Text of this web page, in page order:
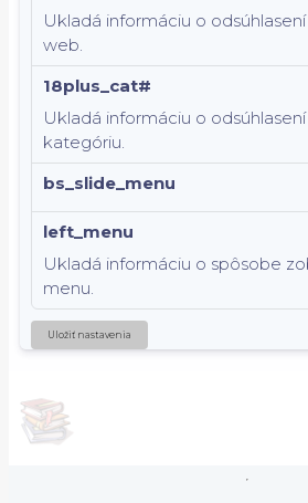
Ukladá informáciu o
web.
18plus_cat#
Ukladá informáciu o
kategóriu.
bs_slide_menu
left_menu
Ukladá informáciu o spôsobe
menu.
Uložiť nastavenia